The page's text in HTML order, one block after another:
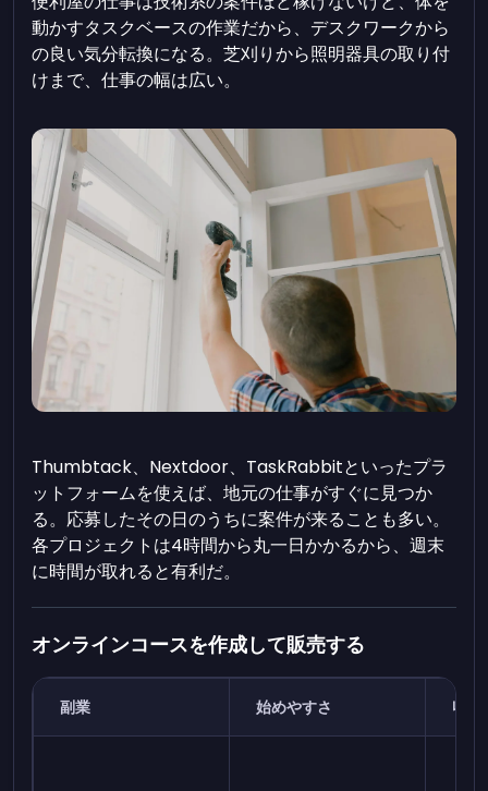
動かすタスクベースの作業だから、デスクワークから
の良い気分転換になる。芝刈りから照明器具の取り付
けまで、仕事の幅は広い。
Thumbtack、Nextdoor、TaskRabbitといったプラ
ットフォームを使えば、地元の仕事がすぐに見つか
る。応募したその日のうちに案件が来ることも多い。
各プロジェクトは4時間から丸一日かかるから、週末
に時間が取れると有利だ。
オンラインコースを作成して販売する
副業 始めやすさ 収益